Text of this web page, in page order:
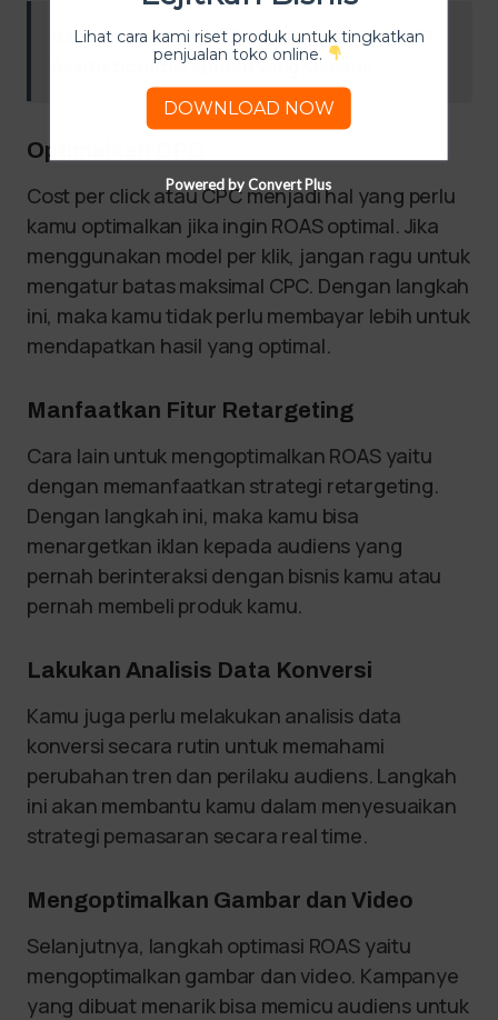
Baca Artikel Lainnya 50 Ide Prompt ChatGPT
Aesthetic untuk Konten yang Menarik
Optimalkan CPC
Cost per click atau CPC menjadi hal yang perlu
kamu optimalkan jika ingin ROAS optimal. Jika
menggunakan model per klik, jangan ragu untuk
mengatur batas maksimal CPC. Dengan langkah
ini, maka kamu tidak perlu membayar lebih untuk
mendapatkan hasil yang optimal.
Manfaatkan Fitur Retargeting
Cara lain untuk mengoptimalkan ROAS yaitu
dengan memanfaatkan strategi retargeting.
Dengan langkah ini, maka kamu bisa
menargetkan iklan kepada audiens yang
pernah berinteraksi dengan bisnis kamu atau
pernah membeli produk kamu.
Lakukan Analisis Data Konversi
Kamu juga perlu melakukan analisis data
konversi secara rutin untuk memahami
perubahan tren dan perilaku audiens. Langkah
ini akan membantu kamu dalam menyesuaikan
strategi pemasaran secara real time.
Mengoptimalkan Gambar dan Video
Selanjutnya, langkah optimasi ROAS yaitu
mengoptimalkan gambar dan video. Kampanye
yang dibuat menarik bisa memicu audiens untuk
Lihat cara kami riset produk untuk tingkatkan
penjualan toko online.
DOWNLOAD NOW
Powered by Convert Plus